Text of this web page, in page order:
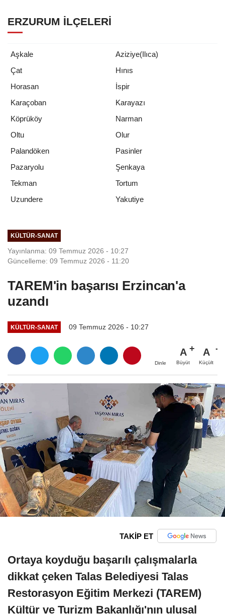
ERZURUM İLÇELERI
Aşkale
Aziziye(Ilıca)
Çat
Hınıs
Horasan
İspir
Karaçoban
Karayazı
Köprüköy
Narman
Oltu
Olur
Palandöken
Pasinler
Pazaryolu
Şenkaya
Tekman
Tortum
Uzundere
Yakutiye
KÜLTÜR-SANAT
Yayınlanma: 09 Temmuz 2026 - 10:27
Güncelleme: 09 Temmuz 2026 - 11:20
TAREM'in başarısı Erzincan'a
uzandı
KÜLTÜR-SANAT 09 Temmuz 2026 - 10:27
Dinle
A
Büyüt
A
Küçült
TAKİP ET
Ortaya koyduğu başarılı çalışmalarla
dikkat çeken Talas Belediyesi Talas
Restorasyon Eğitim Merkezi (TAREM)
Kültür ve Turizm Bakanlığı'nın ulusal